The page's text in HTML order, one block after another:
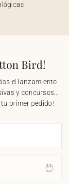
Bird!
el lanzamiento
y concursos...
primer pedido!